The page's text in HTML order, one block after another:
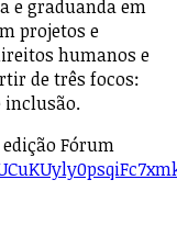
e graduanda em
projetos e
humanos e
de três focos:
inclusão.
Fórum